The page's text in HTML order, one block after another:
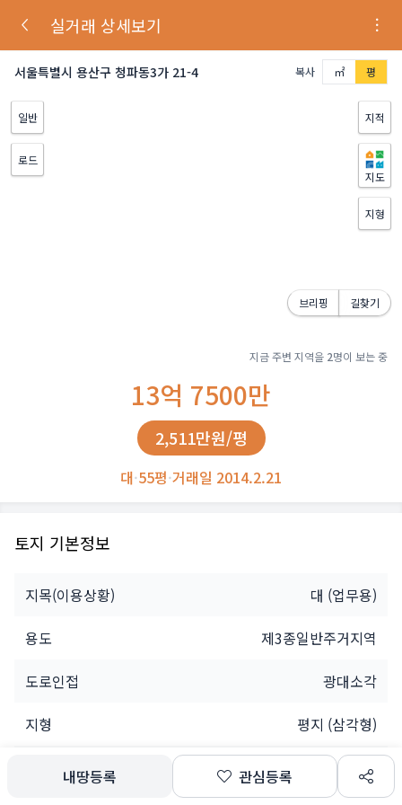
실거래 상세보기
서울특별시 용산구 청파동3가 21-4 복사 ㎡ 평
일반
로드
지적
지도
지형
브리핑 길찾기
지금 주변 지역을 2명이 보는 중
13억 7500만
2,511만원/평
대·55평·거래일 2014.2.21
토지 기본정보
지목(이용상황) 대 (업무용)
용도
제3종일반주거지역
도로인접
광대소각
지형
평지 (삼각형)
소유자
개인
내땅등록 관심등록